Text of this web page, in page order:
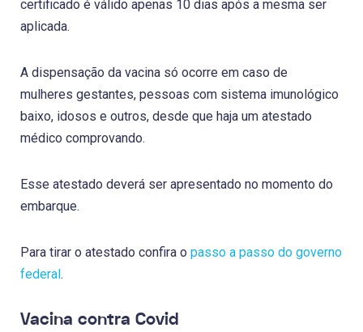
certificado é válido apenas 10 dias após a mesma ser
aplicada.
A dispensação da vacina só ocorre em caso de
mulheres gestantes, pessoas com sistema imunológico
baixo, idosos e outros, desde que haja um atestado
médico comprovando.
Esse atestado deverá ser apresentado no momento do
embarque.
Para tirar o atestado confira o passo a passo do governo
federal.
Vacina contra Covid